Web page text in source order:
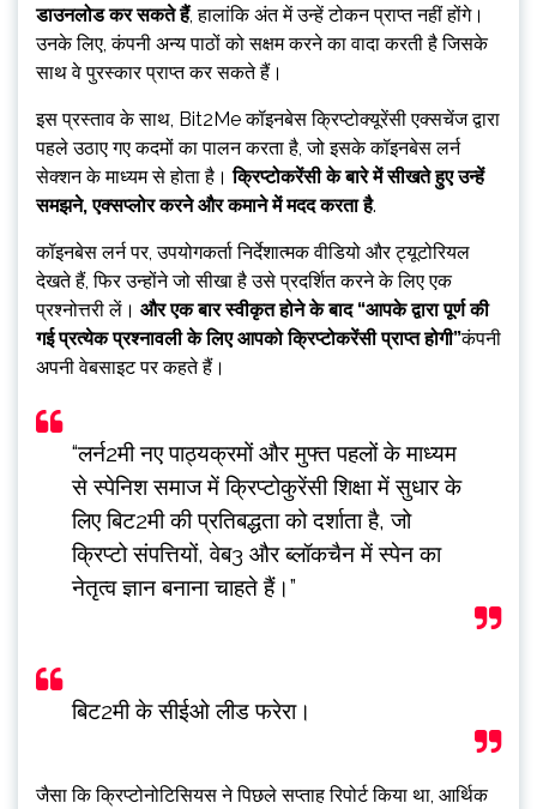
डाउनलोड कर सकते हैं, हालांकि अंत में उन्हें टोकन प्राप्त नहीं होंगे।
उनके लिए, कंपनी अन्य पाठों को सक्षम करने का वादा करती है जिसके
साथ वे पुरस्कार प्राप्त कर सकते हैं।
इस प्रस्ताव के साथ, Bit2Me कॉइनबेस क्रिप्टोक्यूरेंसी एक्सचेंज द्वारा
पहले उठाए गए कदमों का पालन करता है, जो इसके कॉइनबेस लर्न
सेक्शन के माध्यम से होता है।क्रिप्टोकरेंसी के बारे में सीखते हुए उन्हें
समझने, एक्सप्लोर करने और कमाने में मदद करता है.
कॉइनबेस लर्न पर, उपयोगकर्ता निर्देशात्मक वीडियो और ट्यूटोरियल
देखते हैं, फिर उन्होंने जो सीखा है उसे प्रदर्शित करने के लिए एक
प्रश्नोत्तरी लें। और एक बार स्वीकृत होने के बाद “आपके द्वारा पूर्ण की
गई प्रत्येक प्रश्नावली के लिए आपको क्रिप्टोकरेंसी प्राप्त होगी”कंपनी
अपनी वेबसाइट पर कहते हैं।
“लर्न2मी नए पाठ्यक्रमों और मुफ्त पहलों के माध्यम
से स्पेनिश समाज में क्रिप्टोकुरेंसी शिक्षा में सुधार के
लिए बिट2मी की प्रतिबद्धता को दर्शाता है, जो
क्रिप्टो संपत्तियों, वेब3 और ब्लॉकचैन में स्पेन का
नेतृत्व ज्ञान बनाना चाहते हैं।”
बिट2मी के सीईओ लीड फरेरा।
जैसा कि क्रिप्टोनोटिसियस ने पिछले सप्ताह रिपोर्ट किया था, आर्थिक